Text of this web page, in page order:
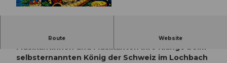
Route Website
Passend zum königlichen Titel geben die
Musikantinnen und Musikanten ihre Klänge beim
selbsternannten König der Schweiz im Lochbach